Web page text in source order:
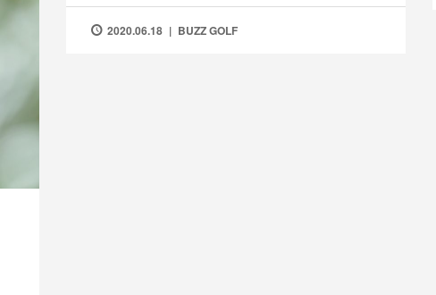
2020.06.18 BUZZ GOLF